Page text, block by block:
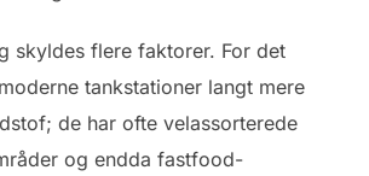
skyldes flere faktorer. For det
tankstationer langt mere
de har ofte velassorterede
og endda fastfood-